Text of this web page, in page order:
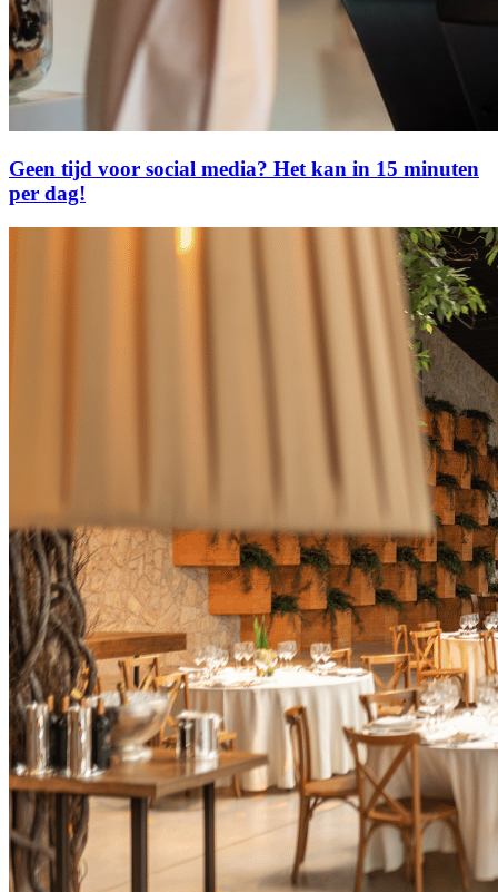
Geen tijd voor social media? Het kan in 15 minuten
per dag!